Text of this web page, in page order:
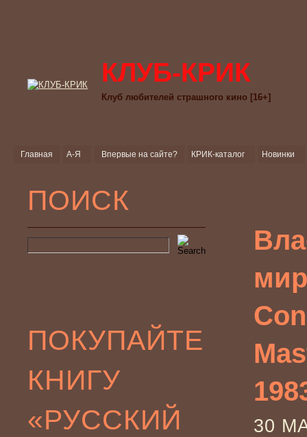
КЛУБ-КРИК
Клуб любителей страшного кино [16+]
Главная А-Я Впервые на сайте? КРИК-каталог Новинки
ПОИСК
ПОКУПАЙТЕ
КНИГУ
«РУССКИЙ
30